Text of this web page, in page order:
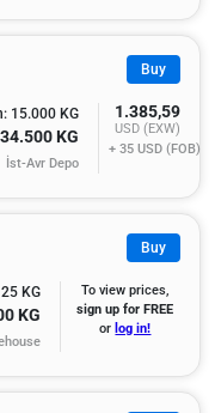
Buy
15.000 KG
34.500 KG
İst-Avr Depo
1.385,59
USD (EXW)
+ 35 USD (FOB)
Buy
KG
KG
To view prices,
sign up for FREE
or log in!